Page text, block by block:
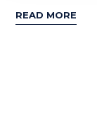
READ MORE